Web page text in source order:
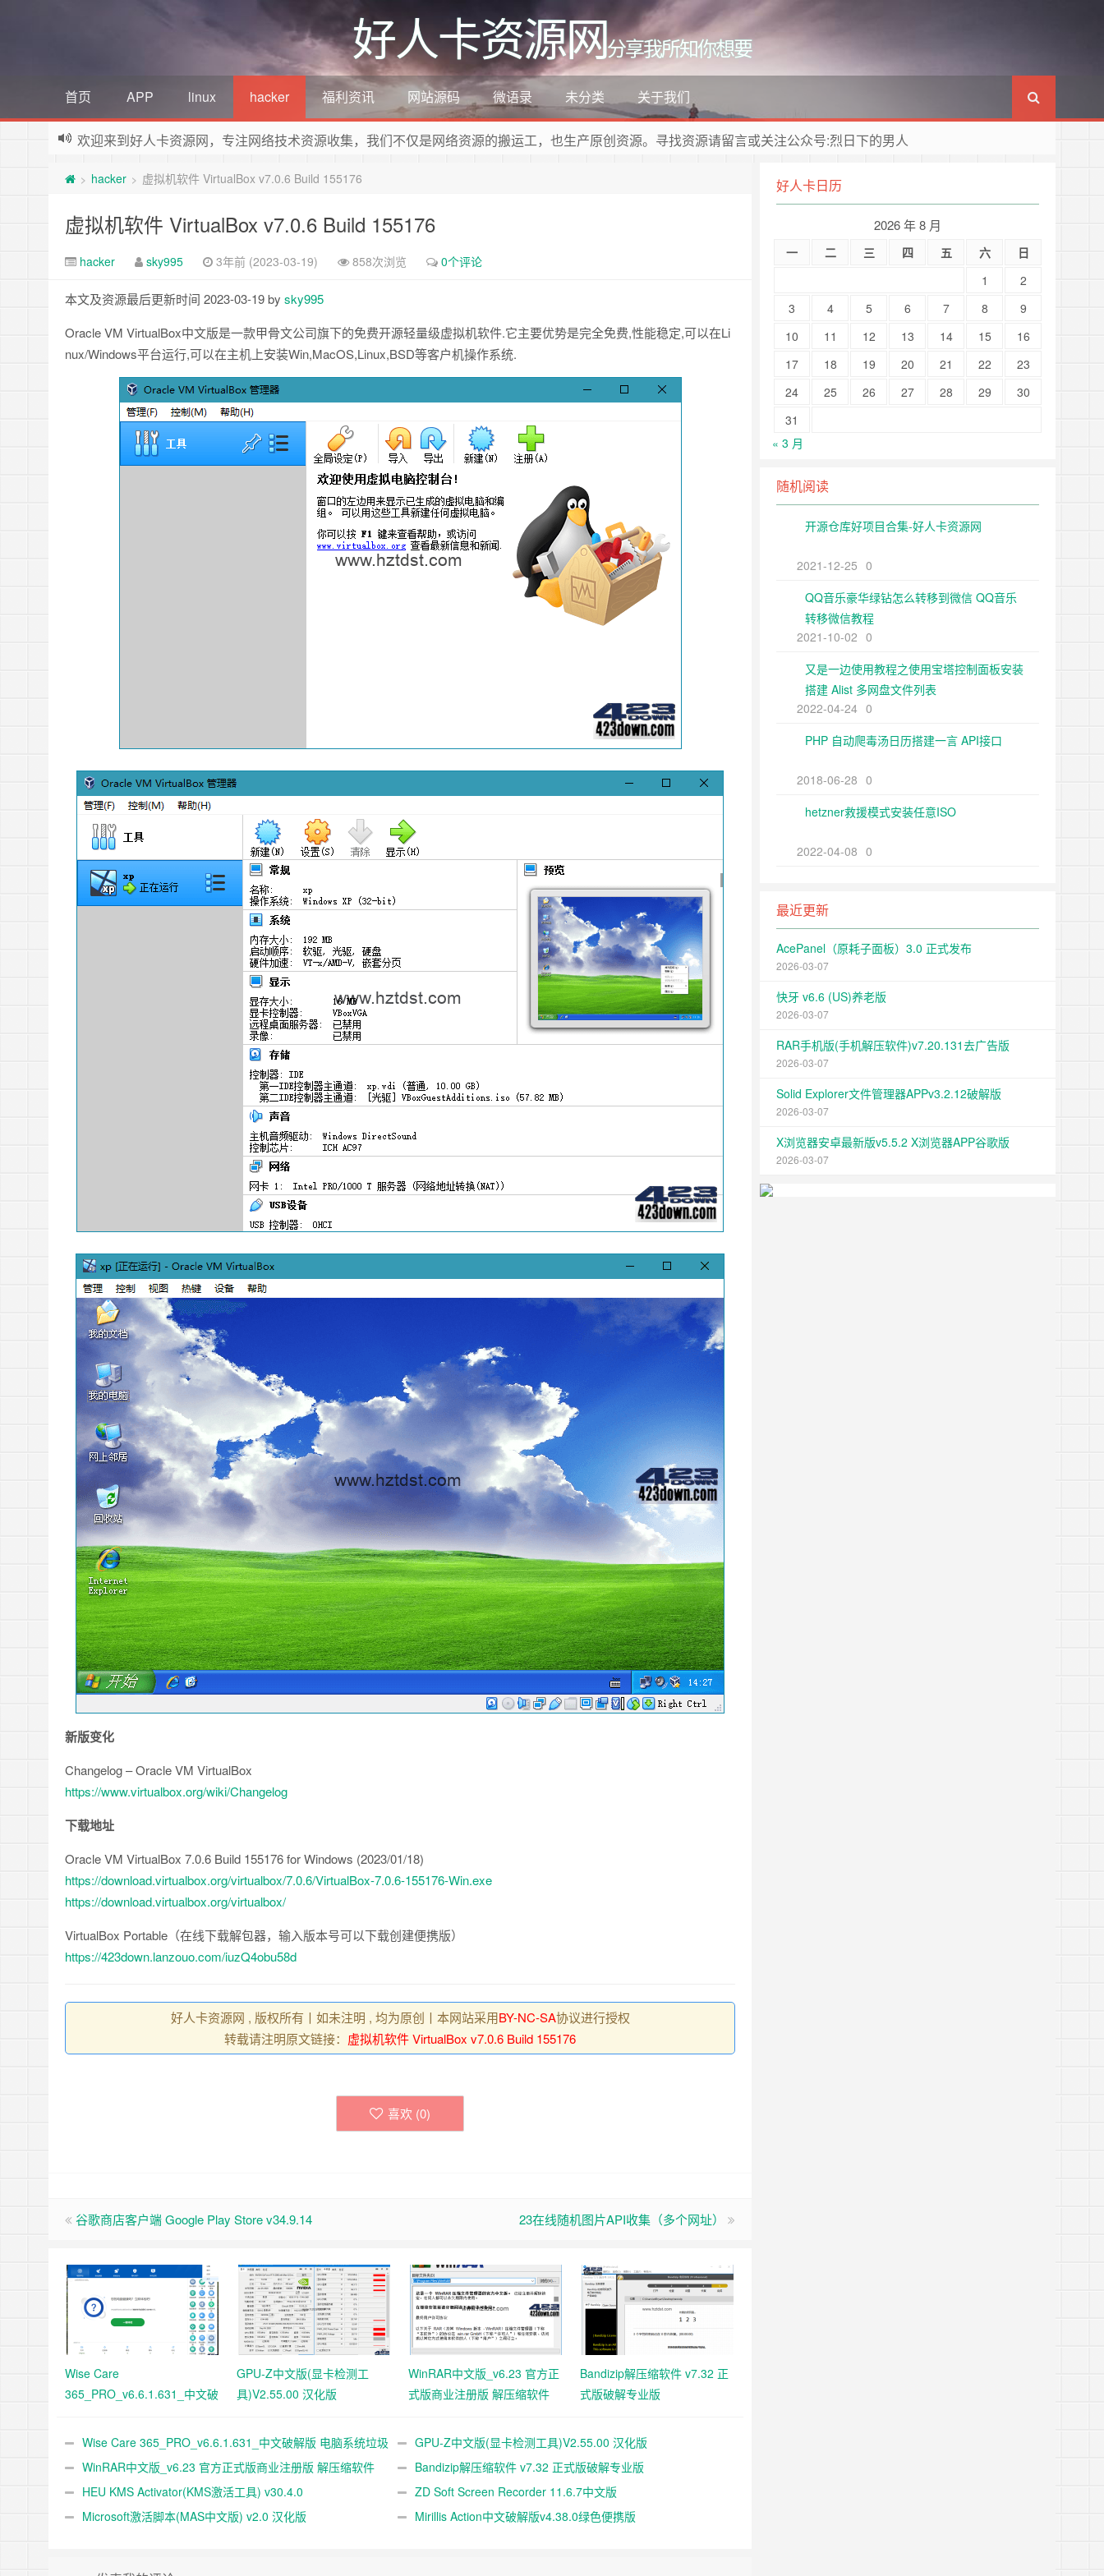
好人卡资源网分享我所知你想要
首页 APP linux hacker 福利资讯 网站源码 微语录 未分类 关于我们
欢迎来到好人卡资源网，专注网络技术资源收集，我们不仅是网络资源的搬运工，也生产原创资源。寻找资源请留言或关注公众号:烈日下的男人
> hacker > 虚拟机软件 VirtualBox v7.0.6 Build 155176
虚拟机软件 VirtualBox v7.0.6 Build 155176
hacker sky995 3年前 (2023-03-19) 858次浏览 0个评论
本文及资源最后更新时间 2023-03-19 by sky995
Oracle VM VirtualBox中文版是一款甲骨文公司旗下的免费开源轻量级虚拟机软件.它主要优势是完全免费,性能稳定,可以在Li
nux/Windows平台运行,可以在主机上安装Win,MacOS,Linux,BSD等客户机操作系统.
新版变化
Changelog – Oracle VM VirtualBox
https://www.virtualbox.org/wiki/Changelog
下载地址
Oracle VM VirtualBox 7.0.6 Build 155176 for Windows (2023/01/18)
https://download.virtualbox.org/virtualbox/7.0.6/VirtualBox-7.0.6-155176-Win.exe
https://download.virtualbox.org/virtualbox/
VirtualBox Portable（在线下载解包器，输入版本号可以下载创建便携版）
https://423down.lanzouo.com/iuzQ4obu58d
好人卡资源网 , 版权所有丨如未注明 , 均为原创丨本网站采用BY-NC-SA协议进行授权
转载请注明原文链接： 虚拟机软件 VirtualBox v7.0.6 Build 155176
喜欢 (0)
谷歌商店客户端 Google Play Store v34.9.14 23在线随机图片API收集（多个网址）
Wise Care
365_PRO_v6.6.1.631_中文破
GPU-Z中文版(显卡检测工
具)V2.55.00 汉化版
WinRAR中文版_v6.23 官方正
式版商业注册版 解压缩软件
Bandizip解压缩软件 v7.32 正
式版破解专业版
Wise Care 365_PRO_v6.6.1.631_中文破解版 电脑系统垃圾
清理软件
GPU-Z中文版(显卡检测工具)V2.55.00 汉化版
WinRAR中文版_v6.23 官方正式版商业注册版 解压缩软件
Bandizip解压缩软件 v7.32 正式版破解专业版
HEU KMS Activator(KMS激活工具) v30.4.0
ZD Soft Screen Recorder 11.6.7中文版
Microsoft激活脚本(MAS中文版) v2.0 汉化版
Mirillis Action中文破解版v4.38.0绿色便携版
好人卡日历
2026 年 8 月
一 二 三 四 五 六
日
1
2
3
4 5 6 7 8
9
10
11 12 13 14 15
16
17
18 19 20 21 22
23
24
25 26 27 28 29
30
31
« 3 月
随机阅读
开源仓库好项目合集-好人卡资源网
2021-12-25 0
QQ音乐豪华绿钻怎么转移到微信 QQ音乐
转移微信教程
2021-10-02 0
又是一边使用教程之使用宝塔控制面板安装
搭建 Alist 多网盘文件列表
2022-04-24 0
PHP 自动爬毒汤日历搭建一言 API接口
2018-06-28 0
hetzner救援模式安装任意ISO
2022-04-08 0
最近更新
AcePanel（原耗子面板）3.0 正式发布
2026-03-07
快牙 v6.6 (US)养老版
2026-03-07
RAR手机版(手机解压软件)v7.20.131去广告版
2026-03-07
Solid Explorer文件管理器APPv3.2.12破解版
2026-03-07
X浏览器安卓最新版v5.5.2 X浏览器APP谷歌版
2026-03-07